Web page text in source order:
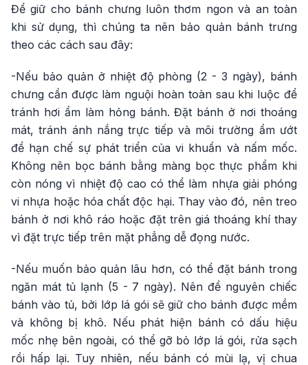
Để giữ cho bánh chưng luôn thơm ngon và an toàn
khi sử dụng, thì chúng ta nên bảo quản bánh trưng
theo các cách sau đây:
-Nếu bảo quản ở nhiệt độ phòng (2 - 3 ngày), bánh
chưng cần được làm nguội hoàn toàn sau khi luộc để
tránh hơi ẩm làm hỏng bánh. Đặt bánh ở nơi thoáng
mát, tránh ánh nắng trực tiếp và môi trường ẩm ướt
để hạn chế sự phát triển của vi khuẩn và nấm mốc.
Không nên bọc bánh bằng màng bọc thực phẩm khi
còn nóng vì nhiệt độ cao có thể làm nhựa giải phóng
vi nhựa hoặc hóa chất độc hại. Thay vào đó, nên treo
bánh ở nơi khô ráo hoặc đặt trên giá thoáng khí thay
vì đặt trực tiếp trên mặt phẳng dễ đọng nước.
-Nếu muốn bảo quản lâu hơn, có thể đặt bánh trong
ngăn mát tủ lạnh (5 - 7 ngày). Nên để nguyên chiếc
bánh vào tủ, bởi lớp lá gói sẽ giữ cho bánh được mềm
và không bị khô. Nếu phát hiện bánh có dấu hiệu
mốc nhẹ bên ngoài, có thể gỡ bỏ lớp lá gói, rửa sạch
rồi hấp lại. Tuy nhiên, nếu bánh có mùi lạ, vị chua